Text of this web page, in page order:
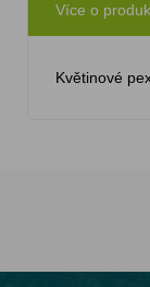
Více o
Květinové